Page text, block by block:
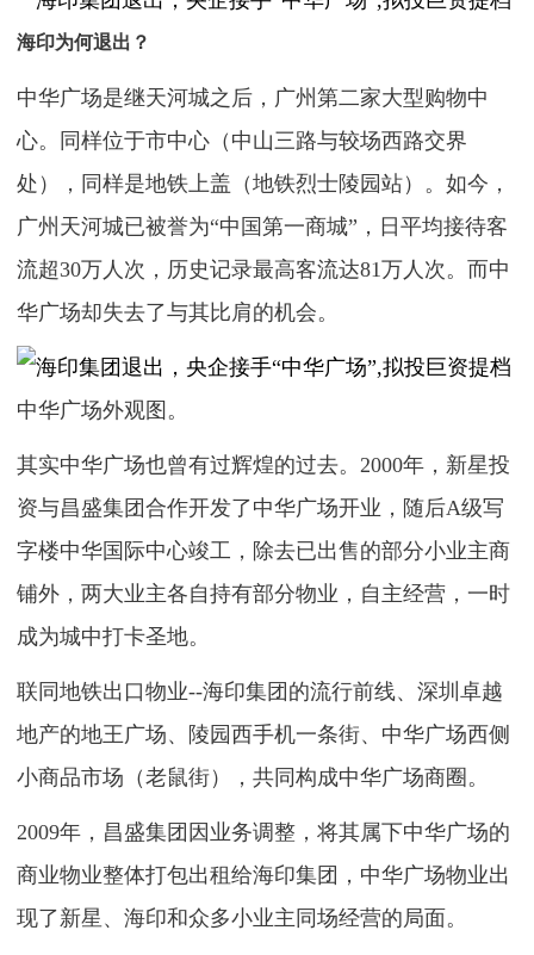
海印为何退出？
中华广场是继天河城之后，广州第二家大型购物中
心。同样位于市中心（中山三路与较场西路交界
处），同样是地铁上盖（地铁烈士陵园站）。如今，
广州天河城已被誉为“中国第一商城”，日平均接待客
流超30万人次，历史记录最高客流达81万人次。而中
华广场却失去了与其比肩的机会。
中华广场外观图。
其实中华广场也曾有过辉煌的过去。2000年，新星投
资与昌盛集团合作开发了中华广场开业，随后A级写
字楼中华国际中心竣工，除去已出售的部分小业主商
铺外，两大业主各自持有部分物业，自主经营，一时
成为城中打卡圣地。
联同地铁出口物业--海印集团的流行前线、深圳卓越
地产的地王广场、陵园西手机一条街、中华广场西侧
小商品市场（老鼠街），共同构成中华广场商圈。
2009年，昌盛集团因业务调整，将其属下中华广场的
商业物业整体打包出租给海印集团，中华广场物业出
现了新星、海印和众多小业主同场经营的局面。